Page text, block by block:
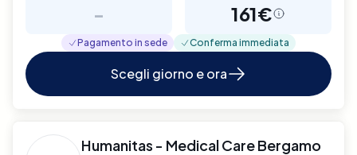
- 161€
Pagamento in sede Conferma immediata
Scegli giorno e ora
Humanitas - Medical Care Bergamo